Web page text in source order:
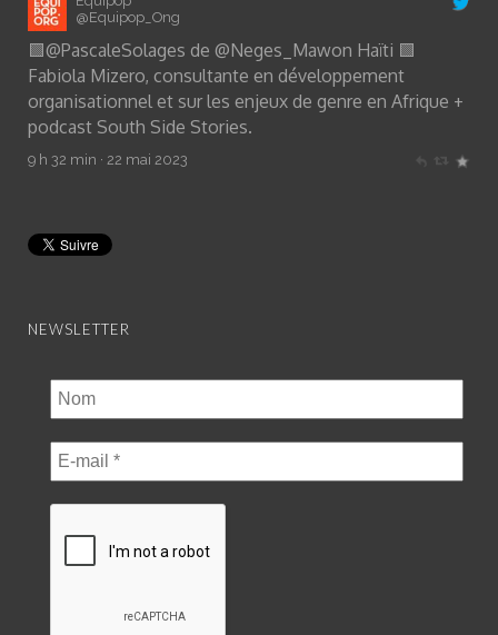
@Equipop_Ong
🟩@PascaleSolages de @Neges_Mawon Haïti 🟩
Fabiola Mizero, consultante en développement
organisationnel et sur les enjeux de genre en Afrique +
podcast South Side Stories.
9 h 32 min · 22 mai 2023
NEWSLETTER